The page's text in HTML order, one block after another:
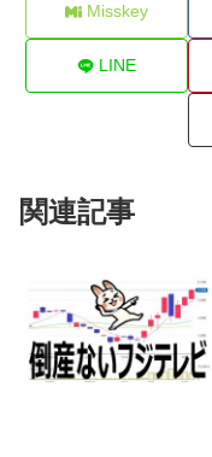
Misskey
LINE
関連記事